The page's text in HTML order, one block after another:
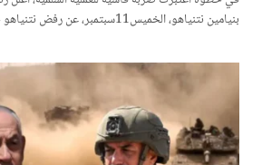
بنيامين نتنياهو، الخميس11سبتمبر، عن رفض نتنياهو حل الدولتين بالضفة،…